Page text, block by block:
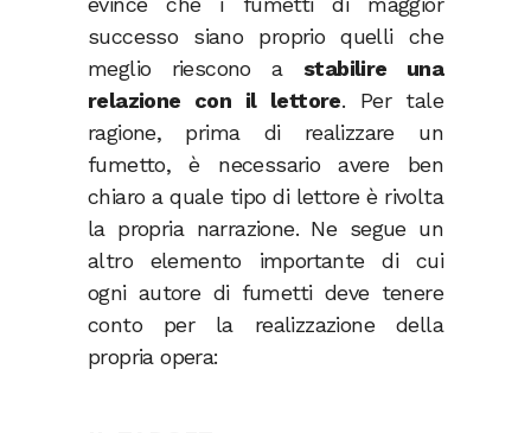
successo siano proprio quelli che
meglio riescono a stabilire una
relazione con il lettore. Per tale
ragione, prima di realizzare un
fumetto, è necessario avere ben
chiaro a quale tipo di lettore è rivolta
la propria narrazione. Ne segue un
altro elemento importante di cui
ogni autore di fumetti deve tenere
conto per la realizzazione della
propria opera: